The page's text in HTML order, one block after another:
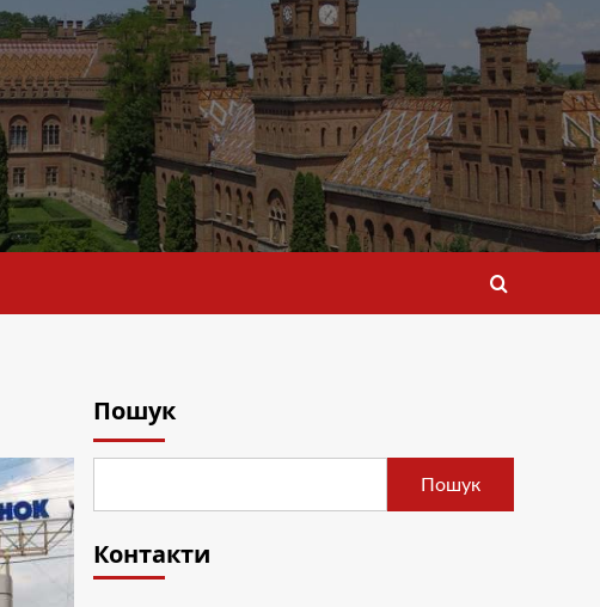
Пошук
Пошук
Контакти